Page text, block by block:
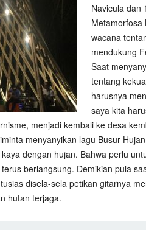
Navicula dan
Metamorfosa
wacana
mendukung
Saat
tentang
harusnya
saya kita
menjadi kembali ke desa
menyanyikan lagu Busur
dengan hujan. Bahwa perlu
berlangsung. Demikian pula
disela-sela petikan gitarnya
hutan terjaga.